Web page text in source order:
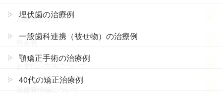
治療費定額制
料金表
お支払い方法について
埋伏歯の治療例
一般歯科連携（被せ物）の治療例
顎矯正手術の治療例
40代の矯正治療例